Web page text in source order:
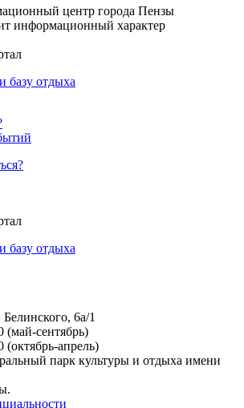
центр города Пензы
информационный характер
базу отдыха
базу отдыха
6а/1
(май-сентябрь)
(октябрь-апрель)
парк культуры и отдыха имени